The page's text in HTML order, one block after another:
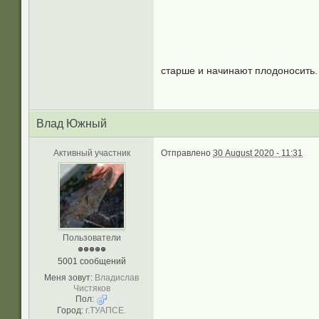
старше и начинают
Влад Южный
Активный участник
Пользователи
5001 сообщений
Меня зовут: Владислав
Чистяков
Пол:
Город: г.ТУАПСЕ.
Отправлено 30 August 2020 - 11:31